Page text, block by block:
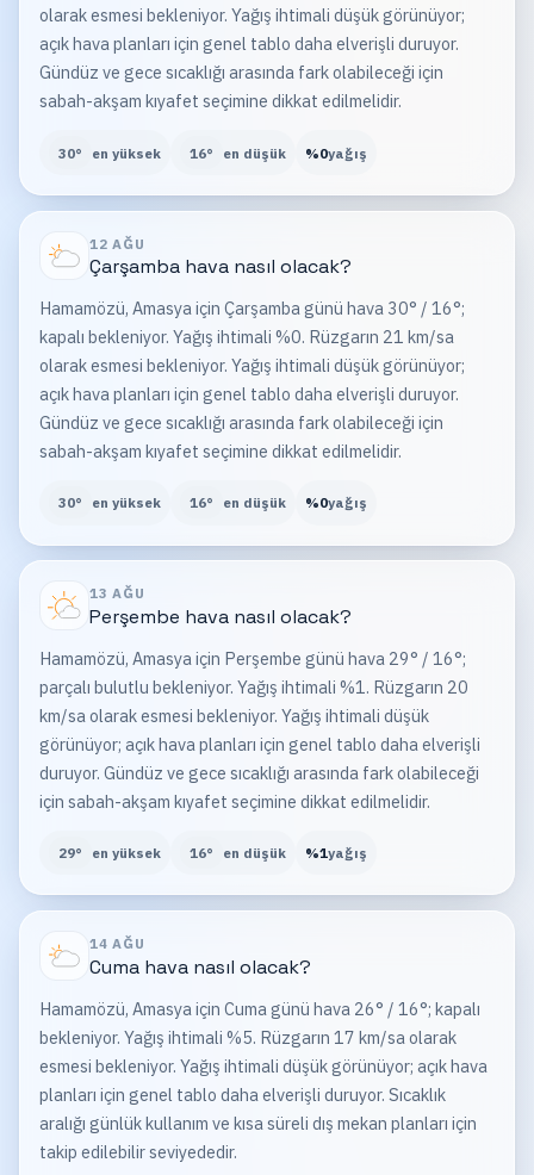
olarak esmesi bekleniyor. Yağış ihtimali düşük görünüyor;
açık hava planları için genel tablo daha elverişli duruyor.
Gündüz ve gece sıcaklığı arasında fark olabileceği için
sabah-akşam kıyafet seçimine dikkat edilmelidir.
30° en yüksek 16° en düşük %0yağış
12 AĞU
Çarşambahava nasıl olacak?
Hamamözü, Amasya için Çarşamba günü hava 30° / 16°;
kapalı bekleniyor. Yağış ihtimali %0. Rüzgarın 21 km/sa
olarak esmesi bekleniyor. Yağış ihtimali düşük görünüyor;
açık hava planları için genel tablo daha elverişli duruyor.
Gündüz ve gece sıcaklığı arasında fark olabileceği için
sabah-akşam kıyafet seçimine dikkat edilmelidir.
30° en yüksek 16° en düşük %0yağış
13 AĞU
Perşembe hava nasıl olacak?
Hamamözü, Amasya için Perşembe günü hava 29° / 16°;
parçalı bulutlu bekleniyor. Yağış ihtimali %1. Rüzgarın 20
km/sa olarak esmesi bekleniyor. Yağış ihtimali düşük
görünüyor; açık hava planları için genel tablo daha elverişli
duruyor. Gündüz ve gece sıcaklığı arasında fark olabileceği
için sabah-akşam kıyafet seçimine dikkat edilmelidir.
29° en yüksek 16° en düşük %1yağış
14 AĞU
Cumahava nasıl olacak?
Hamamözü, Amasya için Cuma günü hava 26° / 16°; kapalı
bekleniyor. Yağış ihtimali %5. Rüzgarın 17 km/sa olarak
esmesi bekleniyor. Yağış ihtimali düşük görünüyor; açık hava
planları için genel tablo daha elverişli duruyor. Sıcaklık
aralığı günlük kullanım ve kısa süreli dış mekan planları için
takip edilebilir seviyededir.